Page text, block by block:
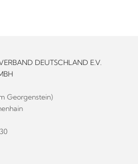
DEUTSCHLAND E.V.
Georgenstein)